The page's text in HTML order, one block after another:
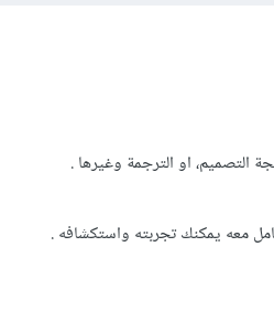
التصميم، او الترجمة وغيرها .
معه يمكنك تجربته واستكشافه .